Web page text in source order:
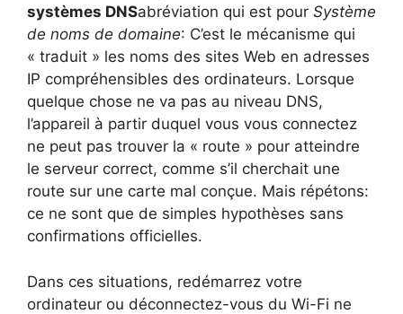
systèmes DNSabréviation qui est pour Système
de noms de domaine: C’est le mécanisme qui
« traduit » les noms des sites Web en adresses
IP compréhensibles des ordinateurs. Lorsque
quelque chose ne va pas au niveau DNS,
l’appareil à partir duquel vous vous connectez
ne peut pas trouver la « route » pour atteindre
le serveur correct, comme s’il cherchait une
route sur une carte mal conçue. Mais répétons:
ce ne sont que de simples hypothèses sans
confirmations officielles.
Dans ces situations, redémarrez votre
ordinateur ou déconnectez-vous du Wi-Fi ne